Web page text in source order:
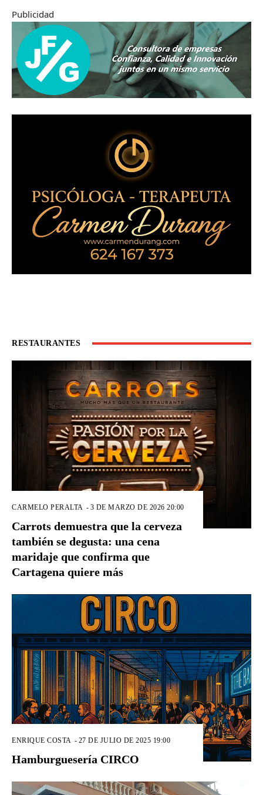
Publicidad
RESTAURANTES
CARMELO PERALTA - 3 DE MARZO DE 2026 20:00
Carrots demuestra que la cerveza
también se degusta: una cena
maridaje que confirma que
Cartagena quiere más
ENRIQUE COSTA - 27 DE JULIO DE 2025 19:00
Hamburguesería CIRCO